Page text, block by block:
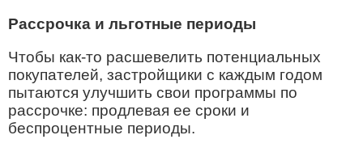
Рассрочка и льготные периоды
Чтобы как-то расшевелить потенциальных
покупателей, застройщики с каждым годом
пытаются улучшить свои программы по
рассрочке: продлевая ее сроки и
беспроцентные периоды.